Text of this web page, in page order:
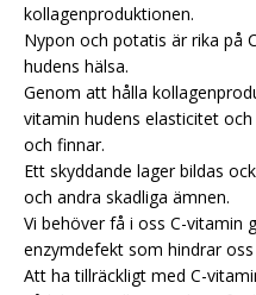
kollagenproduktionen.
Nypon och potatis är rika på
hudens hälsa.
Genom att hålla
vitamin hudens elasticitet
och finnar.
Ett skyddande lager bildas
och andra skadliga ämnen.
Vi behöver få i oss C-vitamin
enzymdefekt som hindrar
Att ha tillräckligt med C-